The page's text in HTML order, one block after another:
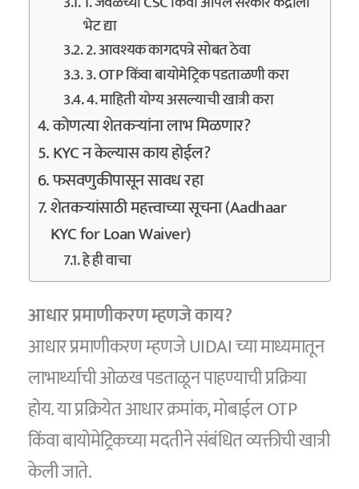
भेट द्या
2. आवश्यक कागदपत्रे सोबत ठेवा
3. OTP किंवा बायोमेट्रिक पडताळणी करा
4. माहिती योग्य असल्याची खात्री करा
कोणत्या शेतकऱ्यांना लाभ मिळणार?
KYC न केल्यास काय होईल?
फसवणुकीपासून सावध रहा
शेतकऱ्यांसाठी महत्त्वाच्या सूचना (Aadhaar
KYC for Loan Waiver)
हे ही वाचा
आधार प्रमाणीकरण म्हणजे काय?
आधार प्रमाणीकरण म्हणजे UIDAI च्या माध्यमातून
लाभार्थ्याची ओळख पडताळून पाहण्याची प्रक्रिया
होय. या प्रक्रियेत आधार क्रमांक, मोबाईल OTP
किंवा बायोमेट्रिकच्या मदतीने संबंधित व्यक्तीची खात्री
केली जाते.